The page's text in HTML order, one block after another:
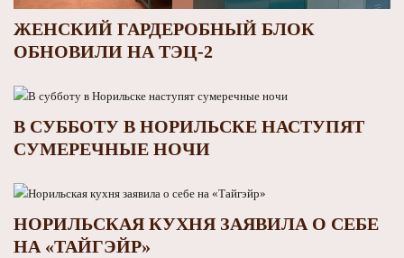
ЖЕНСКИЙ ГАРДЕРОБНЫЙ БЛОК
ОБНОВИЛИ НА ТЭЦ-2
В СУББОТУ В НОРИЛЬСКЕ НАСТУПЯТ
СУМЕРЕЧНЫЕ НОЧИ
НОРИЛЬСКАЯ КУХНЯ ЗАЯВИЛА О СЕБЕ
НА «ТАЙГЭЙР»